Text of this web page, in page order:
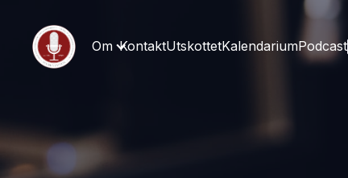
Om KontaktUtskottetKalendariumPodcast